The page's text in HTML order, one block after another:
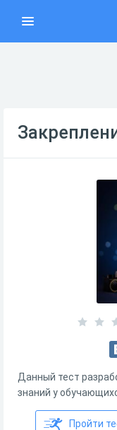
Данный тест
знаний у
Пройти